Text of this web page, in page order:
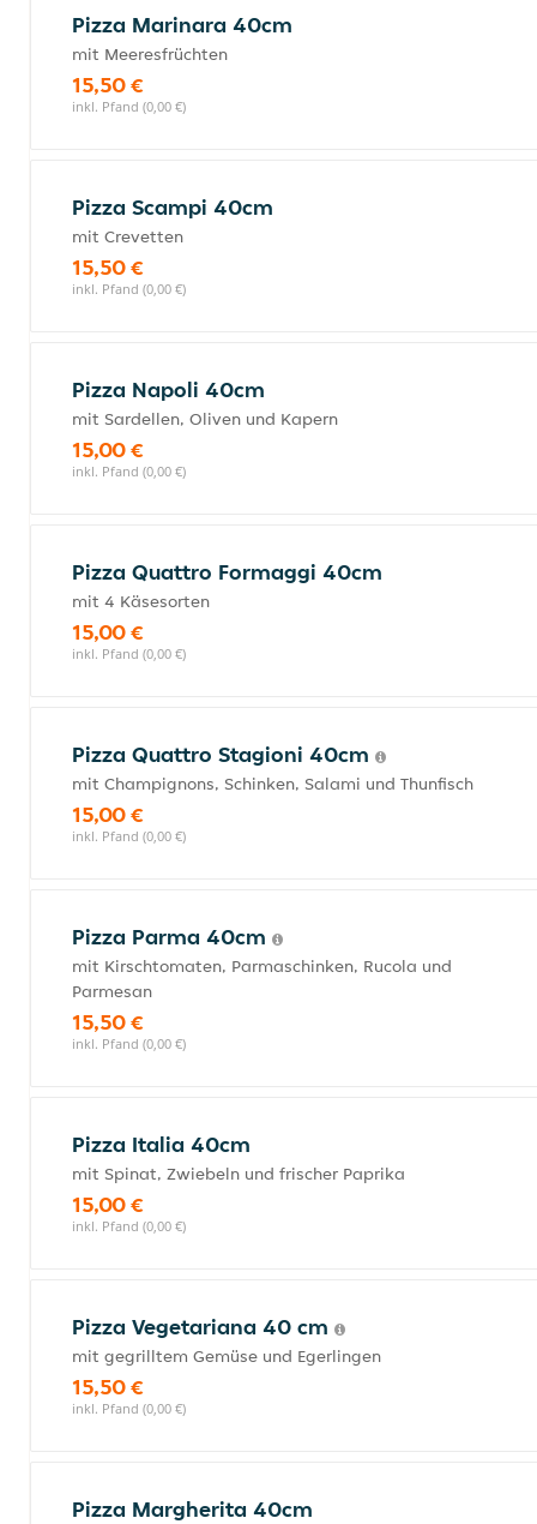
Pizza Marinara 40cm
mit Meeresfrüchten
15,50 €
inkl. Pfand (0,00 €)
Pizza Scampi 40cm
mit Crevetten
15,50 €
inkl. Pfand (0,00 €)
Pizza Napoli 40cm
mit Sardellen, Oliven und Kapern
15,00 €
inkl. Pfand (0,00 €)
Pizza Quattro Formaggi 40cm
mit 4 Käsesorten
15,00 €
inkl. Pfand (0,00 €)
Pizza Quattro Stagioni 40cm
mit Champignons, Schinken, Salami und Thunfisch
15,00 €
inkl. Pfand (0,00 €)
Pizza Parma 40cm
mit Kirschtomaten, Parmaschinken, Rucola und
Parmesan
15,50 €
inkl. Pfand (0,00 €)
Pizza Italia 40cm
mit Spinat, Zwiebeln und frischer Paprika
15,00 €
inkl. Pfand (0,00 €)
Pizza Vegetariana 40 cm
mit gegrilltem Gemüse und Egerlingen
15,50 €
inkl. Pfand (0,00 €)
Pizza Margherita 40cm